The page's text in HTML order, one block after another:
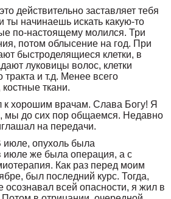
действительно заставляет тебя
ты начинаешь искать какую-то
по-настоящему молился. Три
потом облысение на год. При
быстроделящиеся клетки, в
луковицы волос, клетки
и т.д. Менее всего
костные ткани.
к хорошим врачам. Слава Богу! Я
мы до сих пор общаемся. Недавно
на передачи.
июле, опухоль была
июле же была операция, а с
Как раз перед моим
был последний курс. Тогда,
осознавал всей опасности, я жил в